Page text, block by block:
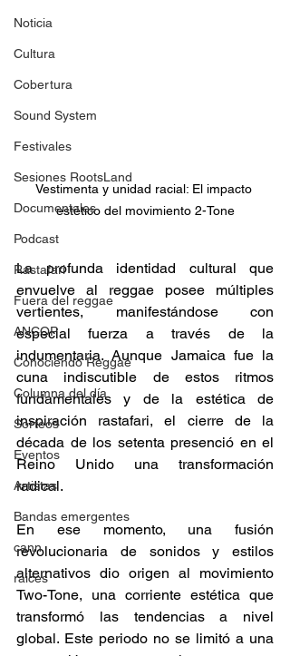
Noticia
Cultura
Cobertura
Sound System
Festivales
Sesiones RootsLand
Documentales
Podcast
Rastafari
Fuera del reggae
ANCOP
Conociendo Reggae
Columna del día
Sorteos
Eventos
Artistas
Bandas emergentes
cann
raices
Vestimenta y unidad racial: El impacto
estético del movimiento 2-Tone
La profunda identidad cultural que
envuelve al reggae posee múltiples
vertientes, manifestándose con
especial fuerza a través de la
indumentaria. Aunque Jamaica fue la
cuna indiscutible de estos ritmos
fundamentales y de la estética de
inspiración rastafari, el cierre de la
década de los setenta presenció en el
Reino Unido una transformación
radical.
En ese momento, una fusión
revolucionaria de sonidos y estilos
alternativos dio origen al movimiento
Two-Tone, una corriente estética que
transformó las tendencias a nivel
global. Este periodo no se limitó a una